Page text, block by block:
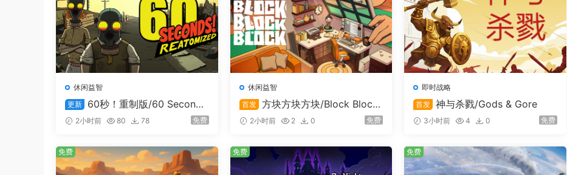
即时战略机制：在军团战中，玩家如同上阵统帅，要在战场上精准调度千军万马，运筹帷幄，眼观六路，运用巧妙
战术歼灭敌军有生力量，同时还要谋定而后动，伺机抢占敌方关键建筑，锁定胜局，并且需要时刻权衡战事对经济
根基、民心所向的潜在冲击。
休闲益智
更新
60秒！重制版/60 Second
s! Reatomized
2小时前 80 78 免费
休闲益智
首发
方块方块方块/Block Block
Block
2小时前 2 0 免费
即时战略
首发
神与杀戮/Gods & Gore
3小时前 4 0 免费
免费 免费 免费